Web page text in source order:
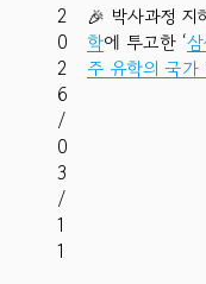
2
0
2
6
/
0
3
/
1
1
🎉 박사과정 지
학에 투고한 ‘
주 유학의 국가